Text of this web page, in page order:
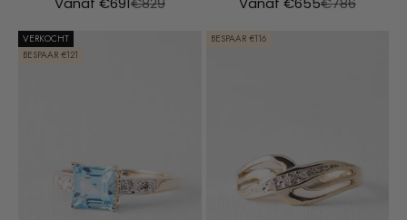
VERKOCHT
BESPAAR €121
BESPAAR €116